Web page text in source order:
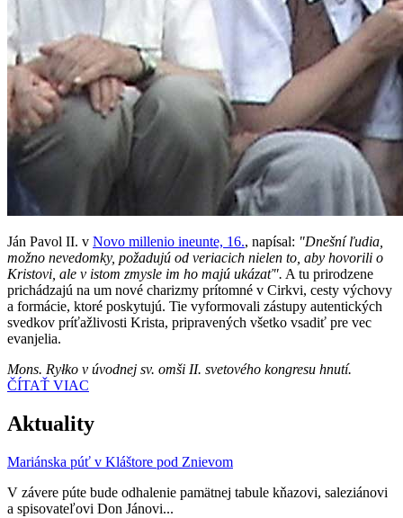
Ján Pavol II. v Novo millenio ineunte, 16., napísal: "Dnešní ľudia,
možno nevedomky, požadujú od veriacich nielen to, aby hovorili o
Kristovi, ale v istom zmysle im ho majú ukázať". A tu prirodzene
prichádzajú na um nové charizmy prítomné v Cirkvi, cesty výchovy
a formácie, ktoré poskytujú. Tie vyformovali zástupy autentických
svedkov príťažlivosti Krista, pripravených všetko vsadiť pre vec
evanjelia.
Mons. Ryłko v úvodnej sv. omši II. svetového kongresu hnutí.
ČÍTAŤ VIAC
Aktuality
Mariánska púť v Kláštore pod Znievom
V závere púte bude odhalenie pamätnej tabule kňazovi, saleziánovi
a spisovateľovi Don Jánovi...